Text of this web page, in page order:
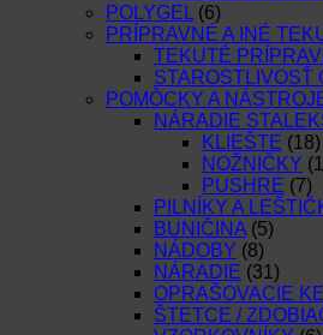
POLYGEL (6)
PRÍPRAVNÉ A INÉ
TEKUTÉ
STAROSTLIVOSŤ
POMÔCKY A
NÁRADIE
KLIEŠTE (18)
NOŽNIČKY
PUSHRE (7)
PILNÍKY A
BUNIČINA (5)
NÁDOBY (8)
NÁRADIE (31)
OPRAŠOVACIE
ŠTETCE /